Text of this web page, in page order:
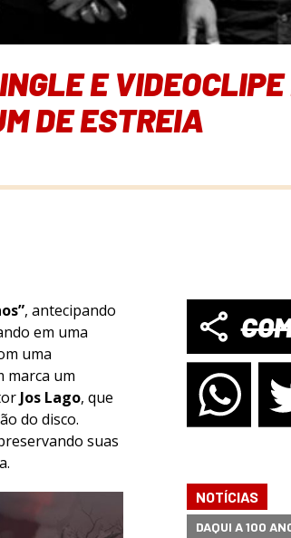
E VIDEOCLIPE
DE ESTREIA
, antecipando
em uma
uma
marca um
Jos Lago, que
do disco.
suas
NOTÍCIAS
DAQUI A 100